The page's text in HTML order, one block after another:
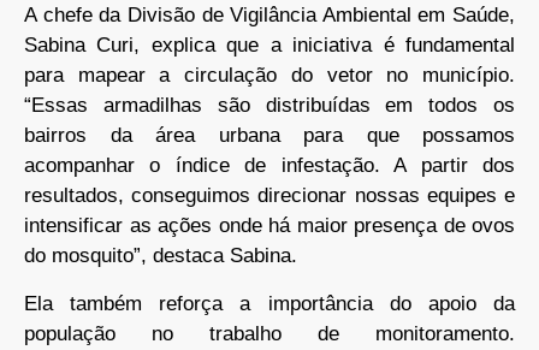
A chefe da Divisão de Vigilância Ambiental em Saúde,
Sabina Curi, explica que a iniciativa é fundamental
para mapear a circulação do vetor no município.
“Essas armadilhas são distribuídas em todos os
bairros da área urbana para que possamos
acompanhar o índice de infestação. A partir dos
resultados, conseguimos direcionar nossas equipes e
intensificar as ações onde há maior presença de ovos
do mosquito”, destaca Sabina.
Ela também reforça a importância do apoio da
população no trabalho de monitoramento.